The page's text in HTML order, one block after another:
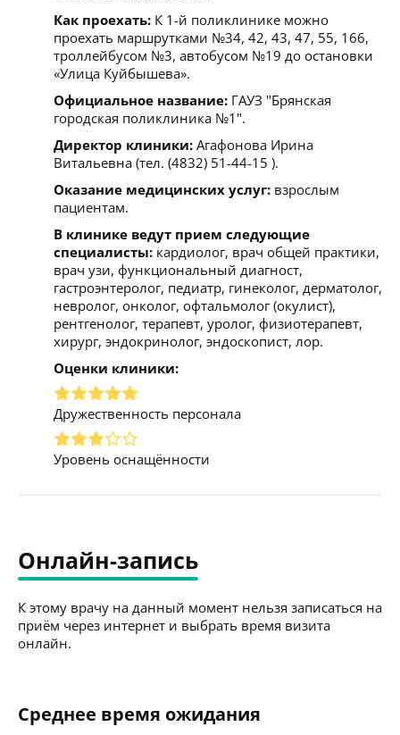
Как проехать: К 1-й поликлинике можно
проехать маршрутками №34, 42, 43, 47, 55, 166,
троллейбусом №3, автобусом №19 до остановки
«Улица Куйбышева».
Официальное название: ГАУЗ "Брянская
городская поликлиника №1".
Директор клиники: Агафонова Ирина
Витальевна (тел. (4832) 51-44-15 ).
Оказание медицинских услуг: взрослым
пациентам.
В клинике ведут прием следующие
специалисты: кардиолог, врач общей практики,
врач узи, функциональный диагност,
гастроэнтеролог, педиатр, гинеколог, дерматолог,
невролог, онколог, офтальмолог (окулист),
рентгенолог, терапевт, уролог, физиотерапевт,
хирург, эндокринолог, эндоскопист, лор.
Оценки клиники:
Дружественность персонала
Уровень оснащённости
Онлайн-запись
К этому врачу на данный момент нельзя записаться на
приём через интернет и выбрать время визита
онлайн.
Среднее время ожидания